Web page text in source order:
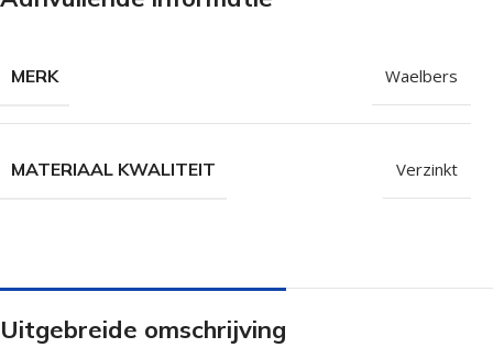
Paalhouderschroeven
Vleugelteks
Populaire merken
MERK Waelbers
MATERIAAL KWALITEIT Verzinkt
Uitgebreide omschrijving